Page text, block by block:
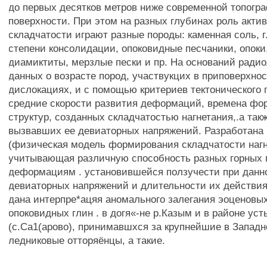
до первых десятков метров ниже современной
поверхности. При этом на разных глубинах роль
складчатости играют разные породы: каменная соль,
степени консолидации, опоковидные песчаники,
диамиктиты, мерзлые пески и пр. На оснований
данных о возрасте пород, участвукцих в
дислокациях, и с помощью критериев
средние скорости развития деформаций, времена
структур, созданных складчатостью нагнетания,.а
вызвавших ее девиаторных напряжений. Разработана
(физическая модель формирования складчатости
учитывающая различную способность разных горных
деформациям . установившейся ползучести при
девиаторных напряжений и длительности их
дана интерпре*ацяя аномального залегания
опоковидных глин . в догя«-не р.Казым и в районе
(с.Са1(арово), принимавшхся за крупнейшие в
ледниковые отторяёнцы, а такие.